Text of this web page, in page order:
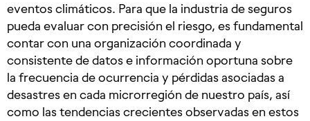
eventos climáticos. Para que la industria de seguros
pueda evaluar con precisión el riesgo, es fundamental
contar con una organización coordinada y
consistente de datos e información oportuna sobre
la frecuencia de ocurrencia y pérdidas asociadas a
desastres en cada microrregión de nuestro país, así
como las tendencias crecientes observadas en estos